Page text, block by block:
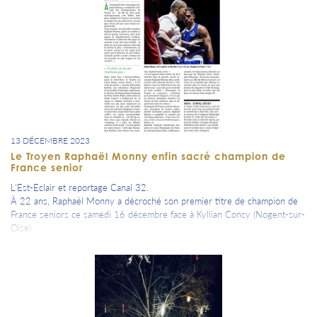
13 DÉCEMBRE 2023
Le Troyen Raphaël Monny enfin sacré champion de
France senior
L'Est-Eclair et reportage Canal 32.
À 22 ans, Raphaël Monny a décroché son premier titre de champion de
France seniors ce samedi 16 décembre face à Kyllian Concy (Nogent-sur-
Oise).